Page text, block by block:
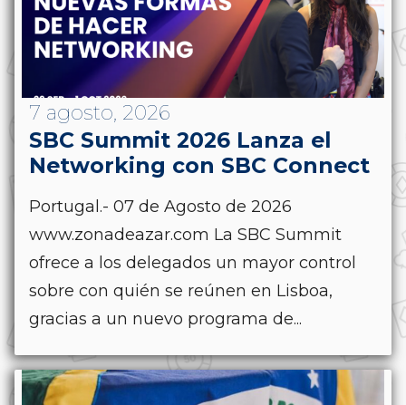
7 agosto, 2026
SBC Summit 2026 Lanza el
Networking con SBC Connect
Portugal.- 07 de Agosto de 2026
www.zonadeazar.com La SBC Summit
ofrece a los delegados un mayor control
sobre con quién se reúnen en Lisboa,
gracias a un nuevo programa de...